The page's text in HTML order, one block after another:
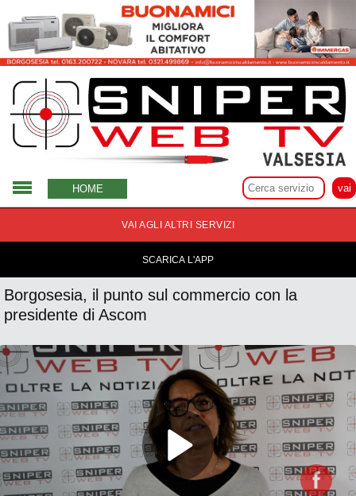
HOME
VAI AGLI ALTRI SERVIZI
SCARICA L'APP
Borgosesia, il punto sul commercio con la
presidente di Ascom